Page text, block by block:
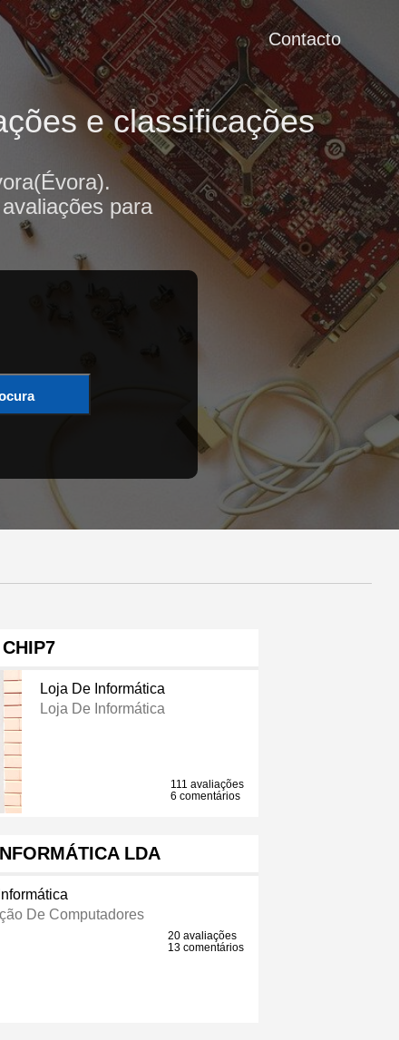
Contacto
e classificações
para
CHIP7
Loja De Informática
Loja De Informática
111 avaliações
6 comentários
LDA
De Computadores
20 avaliações
13 comentários